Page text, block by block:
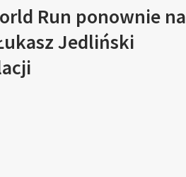
Run ponownie na
Jedliński